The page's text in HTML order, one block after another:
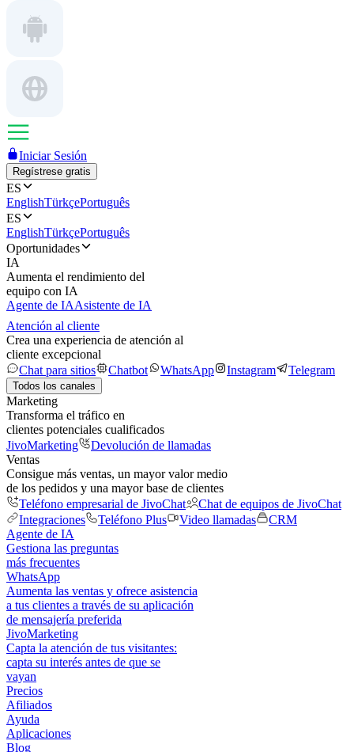
Iniciar Sesión
Regístrese gratis
ES
EnglishTürkçePortuguês
ES
EnglishTürkçePortuguês
Oportunidades
IA
Aumenta el rendimiento del
equipo con IA
Agente de IAAsistente de IA
Atención al cliente
Crea una experiencia de atención al
cliente excepcional
Chat para sitios
Chatbot WhatsApp Instagram Telegram
Todos los canales
Marketing
Transforma el tráfico en
clientes potenciales cualificados
JivoMarketing
Devolución de llamadas
Ventas
Consigue más ventas, un mayor valor medio
de los pedidos y una mayor base de clientes
Teléfono empresarial de JivoChat
Chat de equipos de JivoChat
Integraciones
Teléfono Plus Video llamadas
CRM
Agente de IA
Gestiona las preguntas
más frecuentes
WhatsApp
Aumenta las ventas y ofrece asistencia
a tus clientes a través de su aplicación
de mensajería preferida
JivoMarketing
Capta la atención de tus visitantes:
capta su interés antes de que se
vayan
Precios
Afiliados
Ayuda
Aplicaciones
Blog